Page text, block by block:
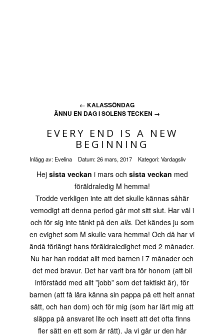
← KALASSÖNDAG
ÄNNU EN DAG I SOLENS TECKEN →
EVERY END IS A NEW
BEGINNING
Inlägg av: Evelina Datum:26 mars, 2017 Kategori:Vardagsliv
Hej sista veckan i mars och sista veckan med
föräldraledig M hemma!
Trodde verkligen inte att det skulle kännas såhär
vemodigt att denna period går mot sitt slut. Har väl i
och för sig inte tänkt på den alls. Det kändes ju som
en evighet som M skulle vara hemma! Och då har vi
ändå förlängt hans föräldraledighet med 2 månader.
Nu har han roddat allt med barnen i 7 månader och
det med bravur. Det har varit bra för honom (att bli
införstådd med allt ”jobb” som det faktiskt är), för
barnen (att få lära känna sin pappa på ett helt annat
sätt, och han dom) och för mig (som har lärt mig att
släppa på ansvaret lite och insett att det ofta finns
fler sätt en ett som är rätt). Ja vi går ur den här